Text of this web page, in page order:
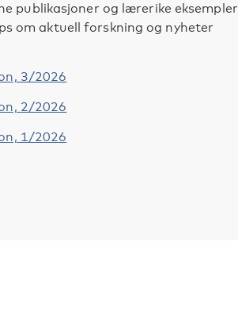
publikasjoner og lærerike eksempler
om aktuell forskning og nyheter
3/2026
2/2026
1/2026